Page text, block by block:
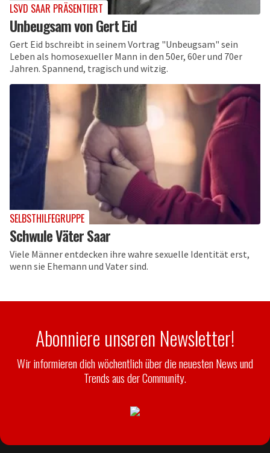
LSVD SAAR PRÄSENTIERT
Unbeugsam von Gert Eid
Gert Eid bschreibt in seinem Vortrag "Unbeugsam" sein
Leben als homosexueller Mann in den 50er, 60er und 70er
Jahren. Spannend, tragisch und witzig.
SELBSTHILFEGRUPPE
Schwule Väter Saar
Viele Männer entdecken ihre wahre sexuelle Identität erst,
wenn sie Ehemann und Vater sind.
Abonniere unseren Newsletter!
Wir informieren dich wöchentlich über die neuesten News und
Trends aus der Community.